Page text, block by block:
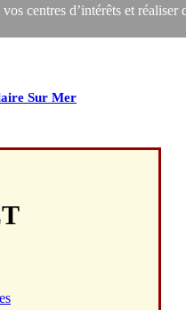
centres d’intérêts et réaliser
Sur Mer